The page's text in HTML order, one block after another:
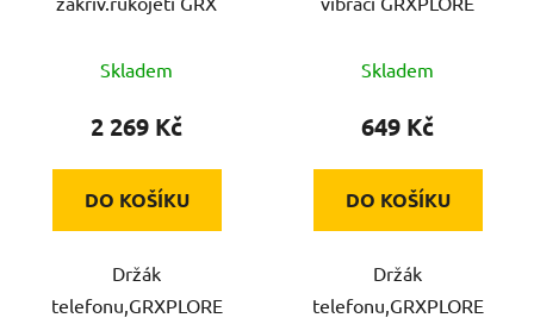
Skladem
2 269 Kč
DO KOŠÍKU
Držák
telefonu,GRXPLORE
Skladem
649 Kč
DO KOŠÍKU
Držák
telefonu,GRXPLORE